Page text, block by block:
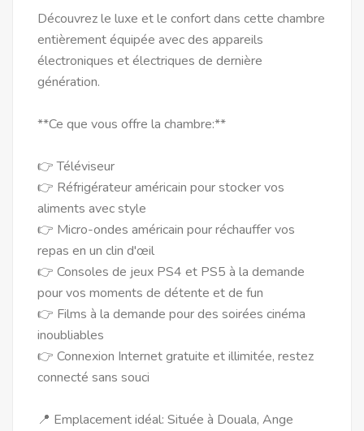
Découvrez le luxe et le confort dans cette chambre
entièrement équipée avec des appareils
électroniques et électriques de dernière
génération.
**Ce que vous offre la chambre:**
👉 Téléviseur
👉 Réfrigérateur américain pour stocker vos
aliments avec style
👉 Micro-ondes américain pour réchauffer vos
repas en un clin d'œil
👉 Consoles de jeux PS4 et PS5 à la demande
pour vos moments de détente et de fun
👉 Films à la demande pour des soirées cinéma
inoubliables
👉 Connexion Internet gratuite et illimitée, restez
connecté sans souci
📍 Emplacement idéal: Située à Douala, Ange